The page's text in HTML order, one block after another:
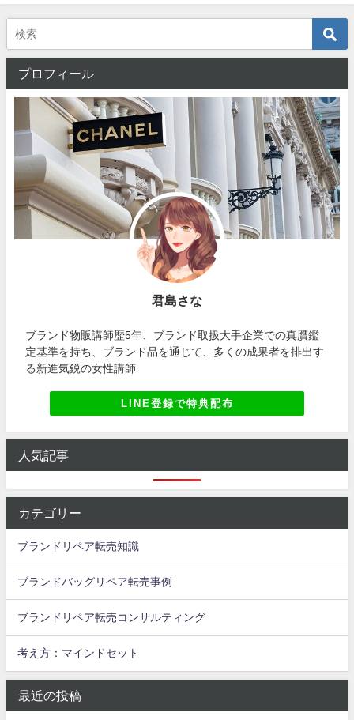
プロフィール
君島さな
ブランド物販講師歴5年、ブランド取扱大手企業での真贋鑑
定基準を持ち、ブランド品を通じて、多くの成果者を排出す
る新進気鋭の女性講師
LINE登録で特典配布
人気記事
カテゴリー
ブランドリペア転売知識
ブランドバッグリペア転売事例
ブランドリペア転売コンサルティング
考え方：マインドセット
最近の投稿